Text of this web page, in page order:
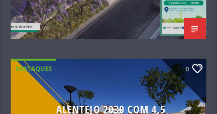
07/08/2026
DESTAQUES 0
ALENTEJO 2030 COM 4,5